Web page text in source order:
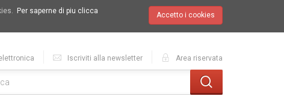
Per saperne di piu clicca
Accetto i cookies
Iscriviti alla newsletter Area riservata